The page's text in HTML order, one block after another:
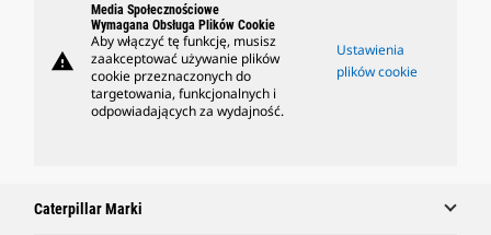
warning
Media Społecznościowe
Wymagana Obsługa Plików Cookie
Aby włączyć tę funkcję, musisz
zaakceptować używanie plików
cookie przeznaczonych do
targetowania, funkcjonalnych i
odpowiadających za wydajność.
Ustawienia
plików cookie
Caterpillar Marki